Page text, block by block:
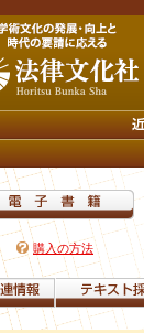
購入の方法